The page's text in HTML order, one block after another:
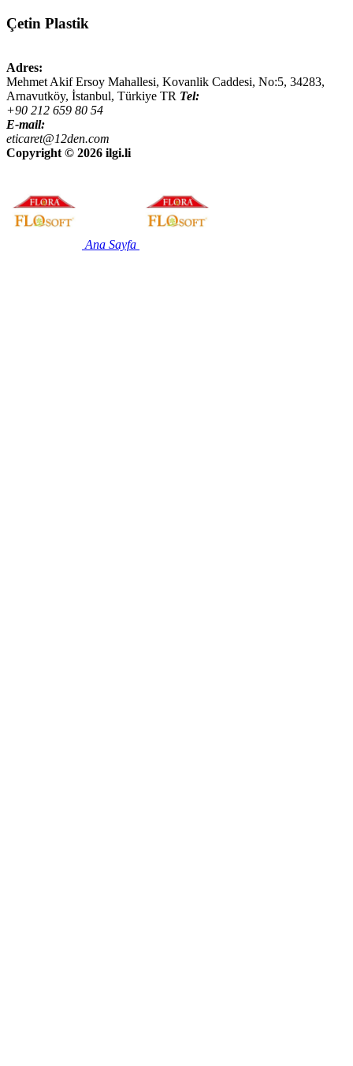
Çetin Plastik
Adres:
Mehmet Akif Ersoy Mahallesi, Kovanlik Caddesi, No:5, 34283,
Arnavutköy, İstanbul, Türkiye TR Tel:
+90 212 659 80 54
E-mail:
eticaret@12den.com
Copyright © 2026 ilgi.li
Ana Sayfa